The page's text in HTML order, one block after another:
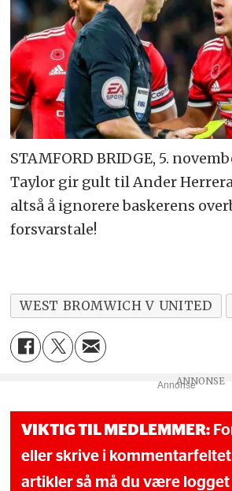
STAMFORD BRIDGE, 5.
Taylor gir gult til Ander
altså å ignorere baskerens
forsvarstale!
WEST BROMWICH V UNITED
Annonse
VIKTIG TIL MEDLEMMER:
eller skrive i kommentarfeltet
artikler så må du være logget